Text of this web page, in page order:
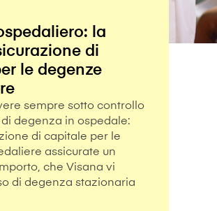
la
di
le degenze
sempre sotto controllo
degenza in ospedale:
di capitale per le
assicurate un
che V⁠i⁠s⁠a⁠n⁠a vi
di degenza stazionaria